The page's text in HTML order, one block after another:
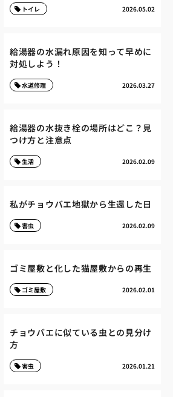
2026.05.02
トイレ
給湯器の水漏れ原因を知って早めに
対処しよう！
2026.03.27
水道修理
給湯器の水抜き栓の場所はどこ？見
つけ方と注意点
2026.02.09
生活
私がチョウバエ地獄から生還した日
2026.02.09
害虫
ゴミ屋敷と化した猫屋敷からの再生
2026.02.01
ゴミ屋敷
チョウバエに似ている虫との見分け
方
2026.01.21
害虫